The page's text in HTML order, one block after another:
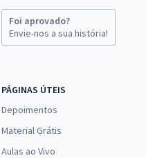
Foi aprovado?
Envie-nos a sua história!
PÁGINAS ÚTEIS
Depoimentos
Material Grátis
Aulas ao Vivo